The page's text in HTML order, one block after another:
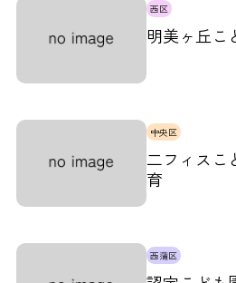
西区
明美ヶ丘こ
中央区
二フィス
育
西蒲区